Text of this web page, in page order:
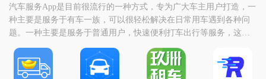
汽车服务App是目前很流行的一种方式，专为广大车主用户打造，一
种主要是服务于有车一族，可以很轻松解决在日常用车遇到各种问
题。一种主要是服务于普通用户，快速便利打车出行等服务，这里
小编为大家整理了一些汽车服务软件，喜欢的小伙伴欢迎收藏下
载！